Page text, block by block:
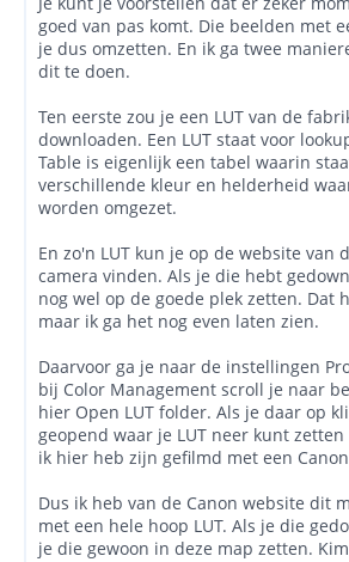
goed van pas komt. Die beelden met
je dus omzetten. En ik ga twee
dit te doen.
Ten eerste zou je een LUT van de
downloaden. Een LUT staat voor
Table is eigenlijk een tabel waarin
verschillende kleur en helderheid
worden omgezet.
En zo'n LUT kun je op de website van
camera vinden. Als je die hebt
nog wel op de goede plek zetten. Dat
maar ik ga het nog even laten zien.
Daarvoor ga je naar de instellingen
bij Color Management scroll je naar
hier Open LUT folder. Als je daar op
geopend waar je LUT neer kunt
ik hier heb zijn gefilmd met een Canon
Dus ik heb van de Canon website dit
met een hele hoop LUT. Als je die
je die gewoon in deze map zetten.